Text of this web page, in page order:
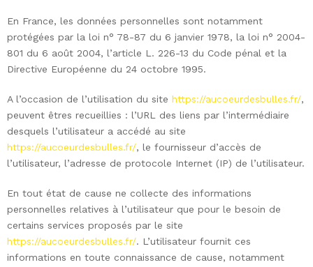
En France, les données personnelles sont notamment
protégées par la loi n° 78-87 du 6 janvier 1978, la loi n° 2004-
801 du 6 août 2004, l’article L. 226-13 du Code pénal et la
Directive Européenne du 24 octobre 1995.
A l’occasion de l’utilisation du site https://aucoeurdesbulles.fr/,
peuvent êtres recueillies : l’URL des liens par l’intermédiaire
desquels l’utilisateur a accédé au site
https://aucoeurdesbulles.fr/, le fournisseur d’accès de
l’utilisateur, l’adresse de protocole Internet (IP) de l’utilisateur.
En tout état de cause ne collecte des informations
personnelles relatives à l’utilisateur que pour le besoin de
certains services proposés par le site
https://aucoeurdesbulles.fr/. L’utilisateur fournit ces
informations en toute connaissance de cause, notamment